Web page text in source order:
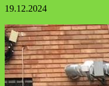
19.12.2024